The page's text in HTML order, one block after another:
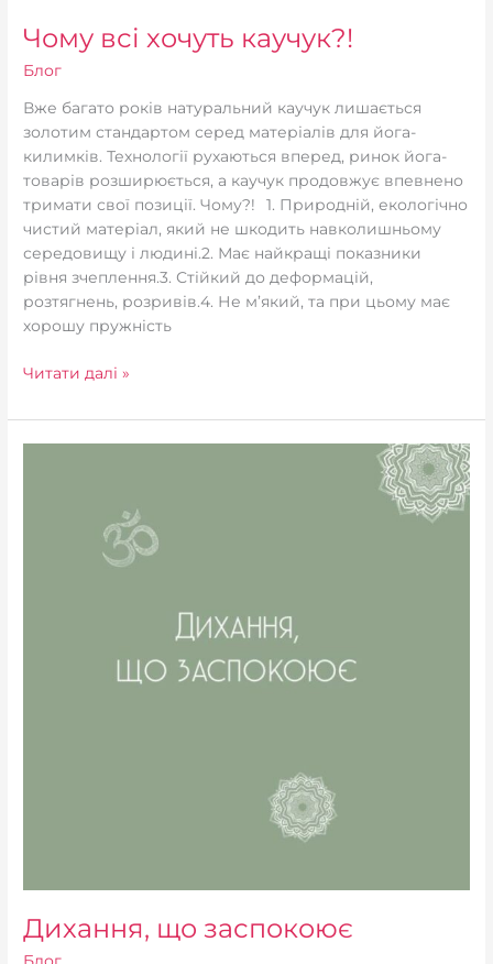
Чому всі хочуть каучук?!
Блог
Вже багато років натуральний каучук лишається
золотим стандартом серед матеріалів для йога-
килимків. Технології рухаються вперед, ринок йога-
товарів розширюється, а каучук продовжує впевнено
тримати свої позиції. Чому?!⠀1. Природній, екологічно
чистий матеріал, який не шкодить навколишньому
середовищу і людині.2. Має найкращі показники
рівня зчеплення.3. Стійкий до деформацій,
розтягнень, розривів.4. Не м’який, та при цьому має
хорошу пружність
Читати далі »
Дихання, що заспокоює